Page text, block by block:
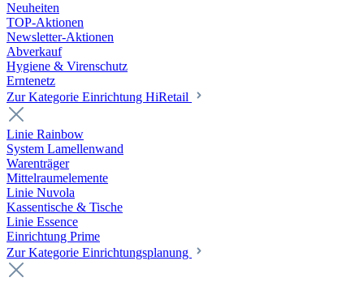
Neuheiten
TOP-Aktionen
Newsletter-Aktionen
Abverkauf
Hygiene & Virenschutz
Erntenetz
Zur Kategorie Einrichtung HiRetail
Linie Rainbow
System Lamellenwand
Warenträger
Mittelraumelemente
Linie Nuvola
Kassentische & Tische
Linie Essence
Einrichtung Prime
Zur Kategorie Einrichtungsplanung